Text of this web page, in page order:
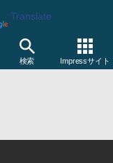
Translate
検索 Impressサイト